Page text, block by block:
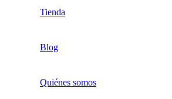
Tienda
Blog
Quiénes somos